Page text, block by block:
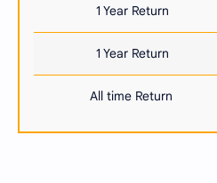
1 Year Return
1 Year Return
All time Return